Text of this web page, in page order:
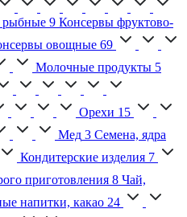
рыбные 9 Консервы фруктово-
овощные 69
Молочные продукты 5
Орехи 15
Мед 3 Семена, ядра
Кондитерские изделия 7
приготовления 8 Чай,
напитки, какао 24